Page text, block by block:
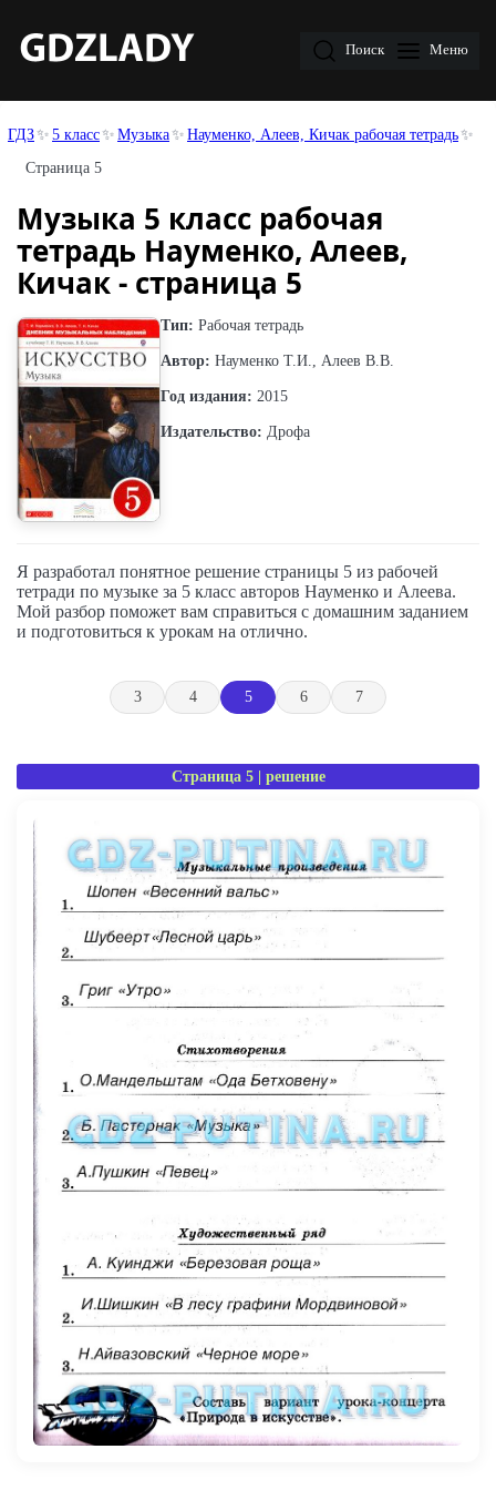
Поиск Меню
ГДЗ 5 класс Музыка
Науменко, Алеев, Кичак рабочая тетрадь
Страница 5
Музыка 5 класс рабочая
тетрадь Науменко, Алеев,
Кичак - страница 5
Тип: Рабочая тетрадь
Автор: Науменко Т.И., Алеев В.В.
Год издания: 2015
Издательство: Дрофа
Я разработал понятное решение страницы 5 из рабочей
тетради по музыке за 5 класс авторов Науменко и Алеева.
Мой разбор поможет вам справиться с домашним заданием
и подготовиться к урокам на отлично.
3 4 5 6 7
Страница 5 | решение